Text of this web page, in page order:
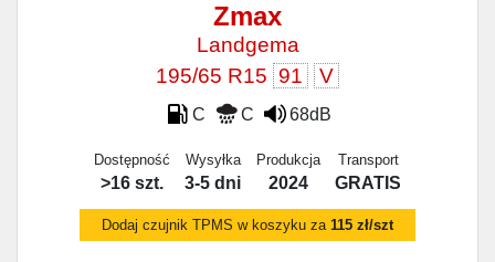
Zmax
Landgema
195/65 R15 91 V
C C 68dB
Dostępność
>16 szt.
Wysyłka
3-5 dni
Produkcja
2024
Transport
GRATIS
Dodaj czujnik TPMS w koszyku za 115 zł/szt